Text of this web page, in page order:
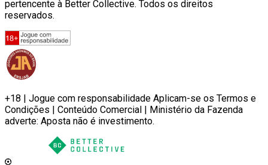
pertencente à Better Collective. Todos os direitos
reservados.
+18 | Jogue com responsabilidade Aplicam-se os Termos e
Condições | Conteúdo Comercial | Ministério da Fazenda
adverte: Aposta não é investimento.